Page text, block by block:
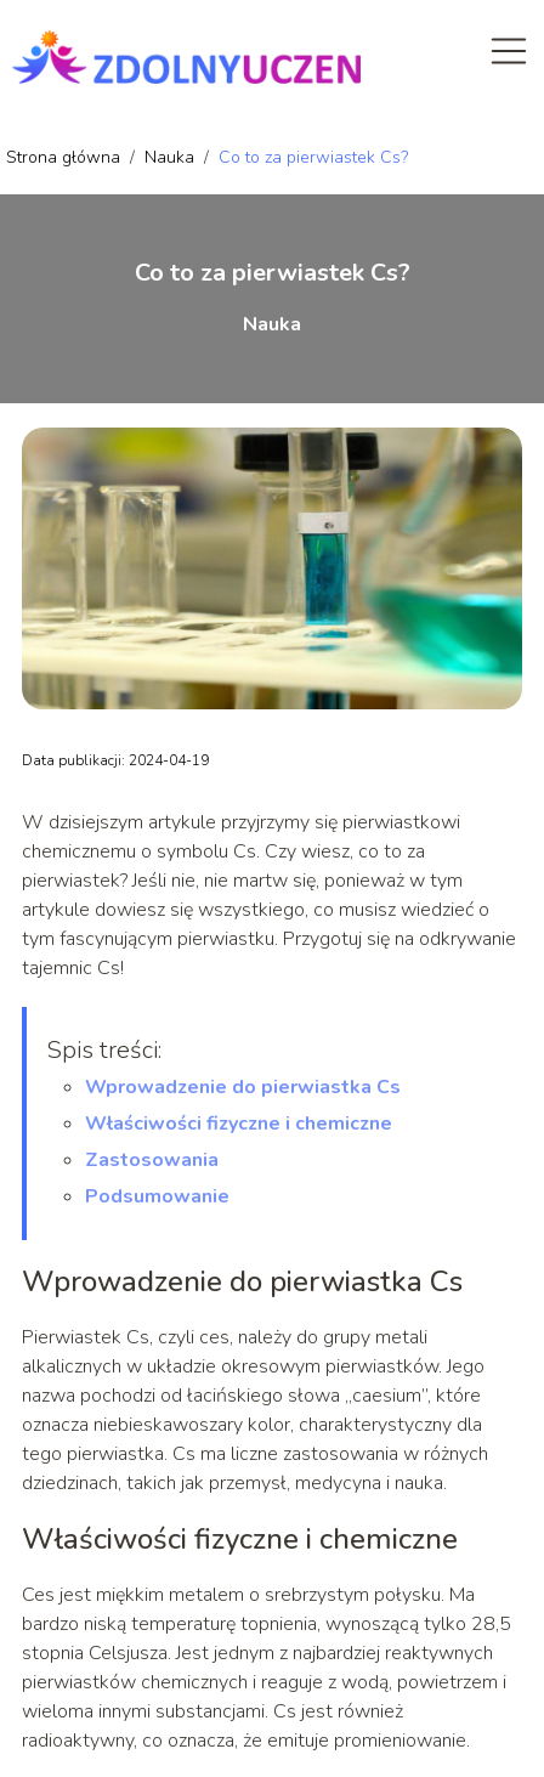
Strona główna / Nauka / Co to za pierwiastek Cs?
Co to za pierwiastek Cs?
Nauka
Data publikacji: 2024-04-19
W dzisiejszym artykule przyjrzymy się pierwiastkowi
chemicznemu o symbolu Cs. Czy wiesz, co to za
pierwiastek? Jeśli nie, nie martw się, ponieważ w tym
artykule dowiesz się wszystkiego, co musisz wiedzieć o
tym fascynującym pierwiastku. Przygotuj się na odkrywanie
tajemnic Cs!
Spis treści:
Wprowadzenie do pierwiastka Cs
Właściwości fizyczne i chemiczne
Zastosowania
Podsumowanie
Wprowadzenie do pierwiastka Cs
Pierwiastek Cs, czyli ces, należy do grupy metali
alkalicznych w układzie okresowym pierwiastków. Jego
nazwa pochodzi od łacińskiego słowa „caesium”, które
oznacza niebieskawoszary kolor, charakterystyczny dla
tego pierwiastka. Cs ma liczne zastosowania w różnych
dziedzinach, takich jak przemysł, medycyna i nauka.
Właściwości fizyczne i chemiczne
Ces jest miękkim metalem o srebrzystym połysku. Ma
bardzo niską temperaturę topnienia, wynoszącą tylko 28,5
stopnia Celsjusza. Jest jednym z najbardziej reaktywnych
pierwiastków chemicznych i reaguje z wodą, powietrzem i
wieloma innymi substancjami. Cs jest również
radioaktywny, co oznacza, że ​​emituje promieniowanie.